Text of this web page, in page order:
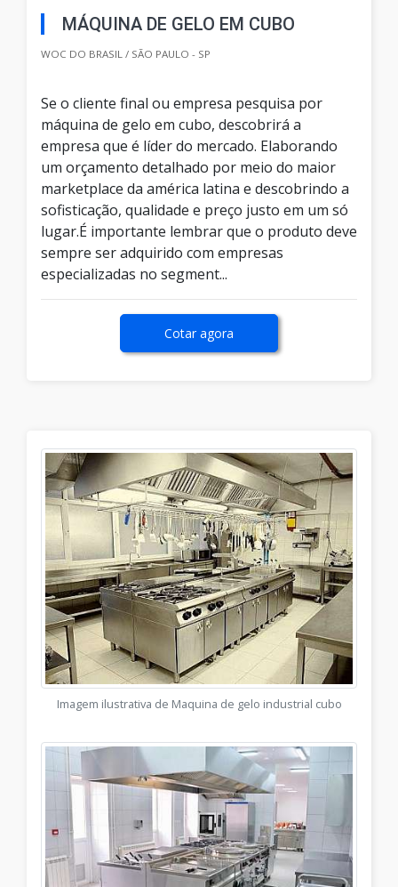
MÁQUINA DE GELO EM CUBO
WOC DO BRASIL / SÃO PAULO - SP
Se o cliente final ou empresa pesquisa por
máquina de gelo em cubo, descobrirá a
empresa que é líder do mercado. Elaborando
um orçamento detalhado por meio do maior
marketplace da américa latina e descobrindo a
sofisticação, qualidade e preço justo em um só
lugar.É importante lembrar que o produto deve
sempre ser adquirido com empresas
especializadas no segment...
Cotar agora
Imagem ilustrativa de Maquina de gelo industrial cubo